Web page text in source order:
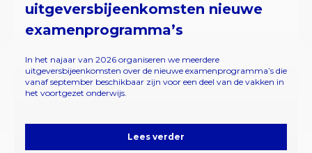
uitgeversbijeenkomsten nieuwe
examenprogramma’s
In het najaar van 2026 organiseren we meerdere
uitgeversbijeenkomsten over de nieuwe examenprogramma’s die
vanaf september beschikbaar zijn voor een deel van de vakken in
het voortgezet onderwijs.
Lees verder